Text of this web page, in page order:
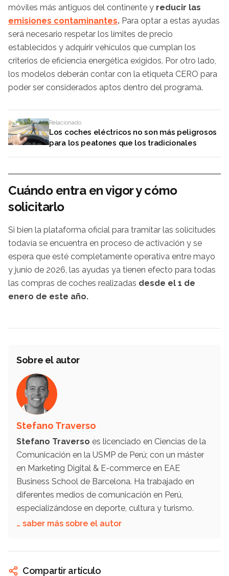
móviles más antiguos del continente y reducir las
emisiones contaminantes. Para optar a estas ayudas
será necesario respetar los límites de precio
establecidos y adquirir vehículos que cumplan los
criterios de eficiencia energética exigidos. Por otro lado,
los modelos deberán contar con la etiqueta CERO para
poder ser considerados aptos dentro del programa.
Relacionado
Los coches eléctricos no son más peligrosos
para los peatones que los tradicionales
Cuándo entra en vigor y cómo
solicitarlo
Si bien la plataforma oficial para tramitar las solicitudes
todavía se encuentra en proceso de activación y se
espera que esté completamente operativa entre mayo
y junio de 2026, las ayudas ya tienen efecto para todas
las compras de coches realizadas desde el 1 de
enero de este año.
Sobre el autor
Stefano Traverso
Stefano Traverso es licenciado en Ciencias de la
Comunicación en la USMP de Perú; con un máster
en Marketing Digital & E-commerce en EAE
Business School de Barcelona. Ha trabajado en
diferentes medios de comunicación en Perú,
especializándose en deporte, cultura y turismo.
… saber más sobre el autor
Compartir artículo